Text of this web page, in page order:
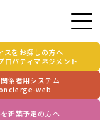
スをお探しの方へ
ロパティマネジメント
係者用システム
web
新築予定の方へ